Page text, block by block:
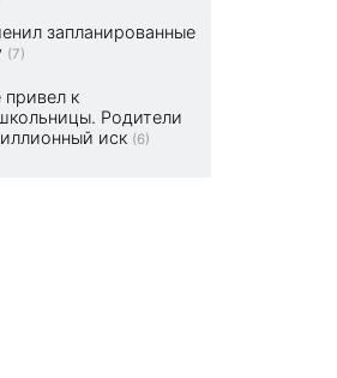
запланированные
(7)
к
Родители
иск (6)